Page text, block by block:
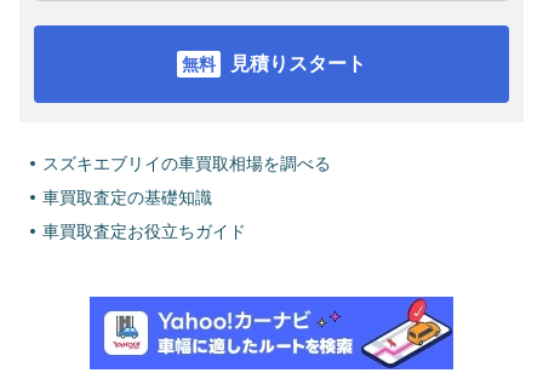
見積りスタート
スズキエブリイの車買取相場を調べる
車買取査定の基礎知識
車買取査定お役立ちガイド